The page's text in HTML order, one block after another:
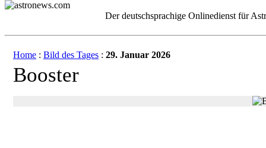
Der deutschsprachige Onlinedienst für
Home : Bild des Tages : 29. Januar 2026
Booster